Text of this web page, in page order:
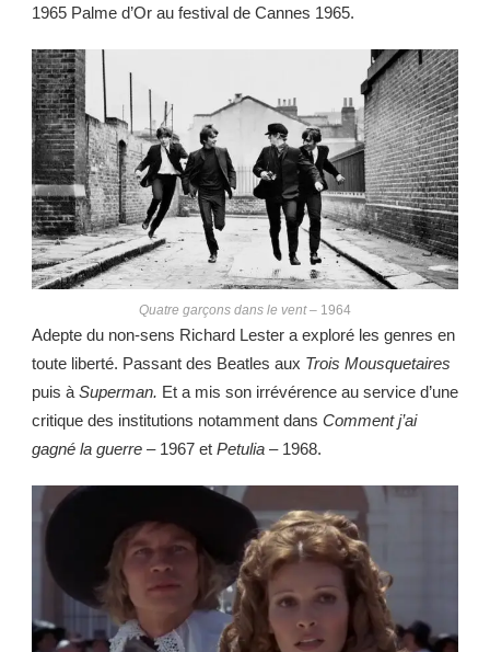
1965 Palme d’Or au festival de Cannes 1965.
Quatre garçons dans le vent– 1964
Adepte du non-sens Richard Lester a exploré les genres en
toute liberté. Passant des Beatles aux Trois Mousquetaires
puis à Superman. Et a mis son irrévérence au service d’une
critique des institutions notamment dans Comment j’ai
gagné la guerre – 1967 et Petulia – 1968.